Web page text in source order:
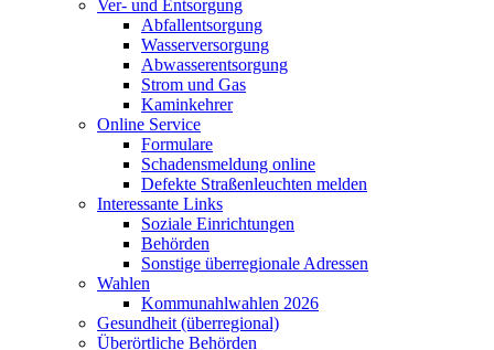
Ver- und Entsorgung
Abfallentsorgung
Wasserversorgung
Abwasserentsorgung
Strom und Gas
Kaminkehrer
Online Service
Formulare
Schadensmeldung online
Defekte Straßenleuchten melden
Interessante Links
Soziale Einrichtungen
Behörden
Sonstige überregionale Adressen
Wahlen
Kommunahlwahlen 2026
Gesundheit (überregional)
Überörtliche Behörden